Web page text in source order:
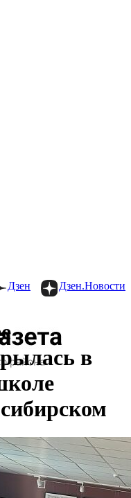
Дзен.Новости
Дзен
в